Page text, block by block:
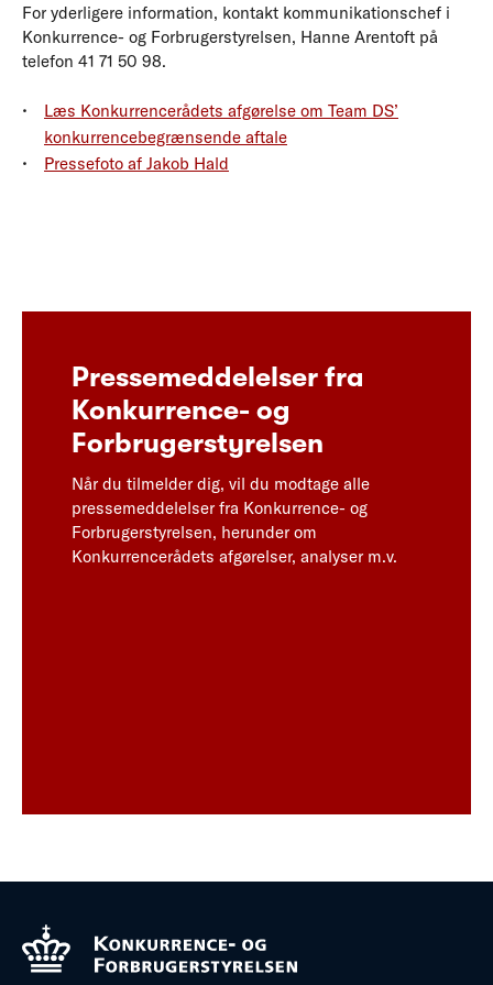
For yderligere information, kontakt kommunikationschef i
Konkurrence- og Forbrugerstyrelsen, Hanne Arentoft på
telefon 41 71 50 98.
Læs Konkurrencerådets afgørelse om Team DS’
konkurrencebegrænsende aftale
Pressefoto af Jakob Hald
Pressemeddelelser fra
Konkurrence- og
Forbrugerstyrelsen
Når du tilmelder dig, vil du modtage alle
pressemeddelelser fra Konkurrence- og
Forbrugerstyrelsen, herunder om
Konkurrencerådets afgørelser, analyser m.v.